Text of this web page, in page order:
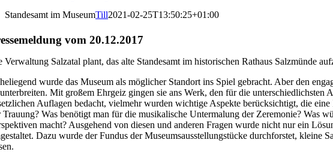
Standesamt im MuseumTill2021-02-25T13:50:25+01:00
vom 20.12.2017
Verwaltung Salzatal plant, das alte Standesamt im historischen Rathaus Salzmünde
wurde das Museum als möglicher Standort ins Spiel gebracht. Aber den
Mit großem Ehrgeiz gingen sie ans Werk, den für die
Auflagen bedacht, vielmehr wurden wichtige Aspekte berücksichtigt, die
Trauung? Was benötigt man für die musikalische Untermalung der Zeremonie? Was
macht? Ausgehend von diesen und anderen Fragen wurde nicht nur ein
Dazu wurde der Fundus der Museumsausstellungstücke durchforstet, kleine